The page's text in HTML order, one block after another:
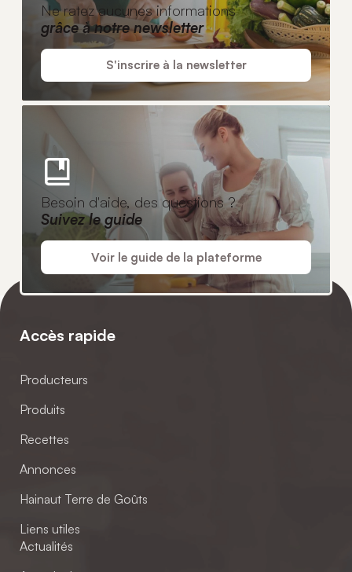
Ne ratez aucunes informations
grâce à notre newsletter
S'inscrire à la newsletter
Besoin d'aide, des questions ?
Suivez le guide
Voir le guide de la plateforme
Accès rapide
Producteurs
Produits
Recettes
Annonces
Hainaut Terre de Goûts
Liens utiles
Actualités